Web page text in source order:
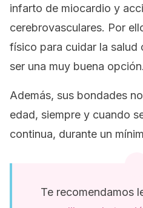
infarto de miocardio y
cerebrovasculares. Por
físico para cuidar la salud
ser una muy buena opción.
Además, sus bondades
edad, siempre y cuando
continua, durante un
Te recomendamos